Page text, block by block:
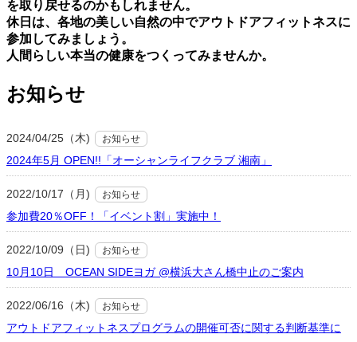
を取り戻せるのかもしれません。
休⽇は、各地の美しい⾃然の中でアウトドアフィットネスに
参加してみましょう。
⼈間らしい本当の健康をつくってみませんか。
お知らせ
2024/04/25（木) お知らせ
2024年5月 OPEN!!「オーシャンライフクラブ 湘南」
2022/10/17（月) お知らせ
参加費20％OFF！「イベント割」実施中！
2022/10/09（日) お知らせ
10月10日 OCEAN SIDEヨガ @横浜大さん橋中止のご案内
2022/06/16（木) お知らせ
アウトドアフィットネスプログラムの開催可否に関する判断基準に